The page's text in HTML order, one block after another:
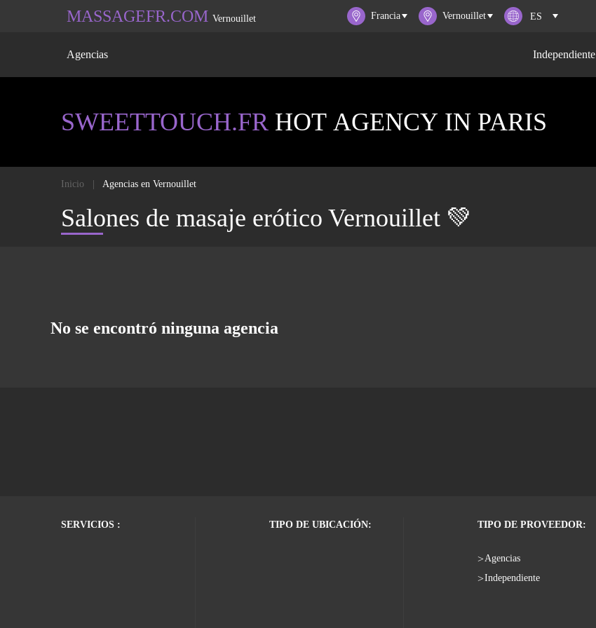
MASSAGEFR.COM Vernouillet Francia Vernouillet
Agencias Independiente
SWEETTOUCH.FR HOT AGENCY IN PARIS
Inicio Agencias en Vernouillet
Salones de masaje erótico Vernouillet 💚
No se encontró ninguna agencia
SERVICIOS : TIPO DE UBICACIÓN: TIPO DE PROVEEDOR:
Agencias
Independiente